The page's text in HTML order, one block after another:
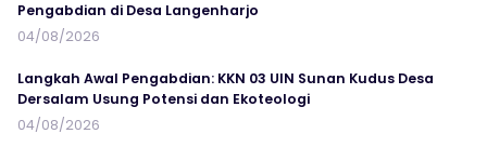
Pengabdian di Desa Langenharjo
04/08/2026
Langkah Awal Pengabdian: KKN 03 UIN Sunan Kudus Desa
Dersalam Usung Potensi dan Ekoteologi
04/08/2026